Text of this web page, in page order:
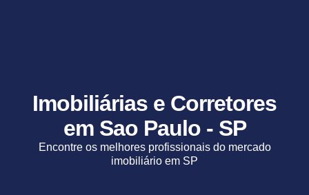
Imobiliárias e Corretores
em Sao Paulo - SP
Encontre os melhores profissionais do mercado
imobiliário em SP